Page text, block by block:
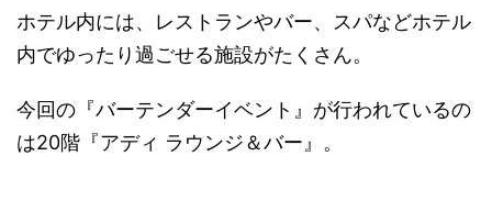
ホテル内には、レストランやバー、スパなどホテル
内でゆったり過ごせる施設がたくさん。
今回の『バーテンダーイベント』が行われているの
は20階『アディ ラウンジ＆バー』。